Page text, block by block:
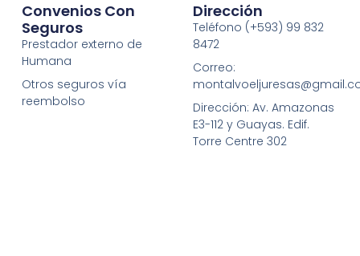
Convenios Con
Seguros
Prestador externo de
Humana
Otros seguros vía
reembolso
Dirección
Teléfono (+593) 99 832
8472
Correo:
Dirección: Av. Amazonas
E3-112 y Guayas. Edif.
Torre Centre 302